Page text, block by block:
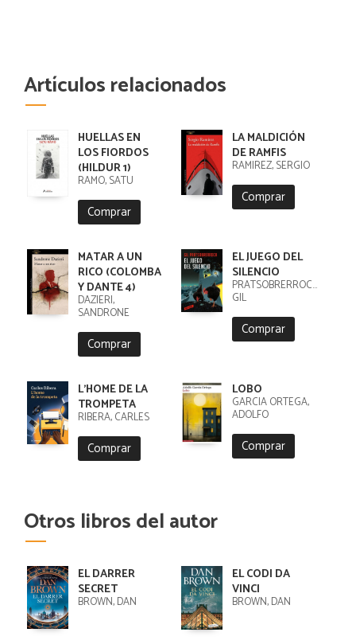
Artículos relacionados
HUELLAS EN
LOS FIORDOS
(HILDUR 1)
RÄMÖ, SATU
Comprar
LA MALDICIÓN
DE RAMFIS
RAMIREZ, SERGIO
Comprar
MATAR A UN
RICO (COLOMBA
Y DANTE 4)
DAZIERI,
SANDRONE
Comprar
EL JUEGO DEL
SILENCIO
PRATSOBRERROCA,
GIL
Comprar
L'HOME DE LA
TROMPETA
RIBERA, CARLES
Comprar
LOBO
GARCIA ORTEGA,
ADOLFO
Comprar
Otros libros del autor
EL DARRER
SECRET
BROWN, DAN
EL CODI DA
VINCI
BROWN, DAN